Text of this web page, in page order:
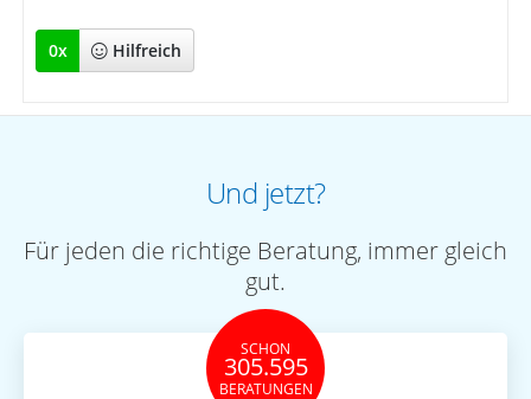
0x Hilfreich
Und jetzt?
Für jeden die richtige Beratung, immer gleich
gut.
SCHON
305.595
BERATUNGEN